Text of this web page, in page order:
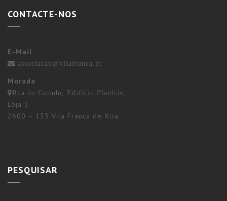
CONTACTE-NOS
E-Mail
associacao@vilafranca.pt
Morada
Rua do Curado, Edifício Planície,
Loja 3
2600 – 133 Vila Franca de Xira
PESQUISAR